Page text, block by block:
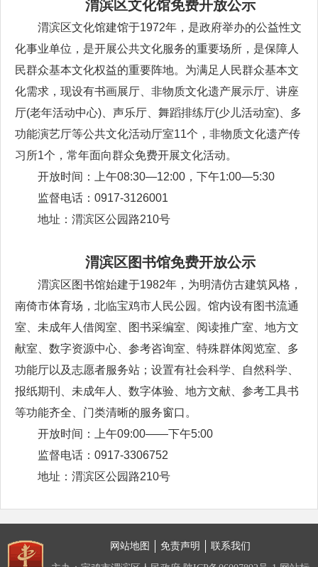
渭滨区文化馆免费开放公示
渭滨区文化馆建馆于1972年，是政府举办的公益性文
化事业单位，是开展公共文化服务的重要场所，是保障人
民群众基本文化权益的重要阵地。为满足人民群众基本文
化需求，现设有书画展厅、非物质文化遗产展示厅、讲座
厅(老年活动中心)、声乐厅、舞蹈排练厅(少儿活动室)、多
功能演艺厅等公共文化活动厅室11个，非物质文化遗产传
习所1个，常年面向群众免费开展文化活动。
开放时间：上午08:30—12:00，下午1:00—5:30
监督电话：0917-3126001
地址：渭滨区公园路210号
渭滨区图书馆免费开放公示
渭滨区图书馆始建于1982年，为明清仿古建筑风格，
南倚市体育场，北临宝鸡市人民公园。馆内设有图书流通
室、未成年人借阅室、图书采编室、阅读推广室、地方文
献室、数字资源中心、参考咨询室、特殊群体阅览室、多
功能厅以及志愿者服务站；设置有社会科学、自然科学、
报纸期刊、未成年人、数字体验、地方文献、参考工具书
等功能齐全、门类清晰的服务窗口。
开放时间：上午09:00——下午5:00
监督电话：0917-3306752
地址：渭滨区公园路210号
网站地图 免责声明 联系我们